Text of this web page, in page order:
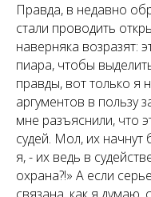
Правда, в недавно
стали проводить
наверняка возразят:
пиара, чтобы
правды, вот только я
аргументов в пользу
мне разъяснили, что
судей. Мол, их
я, - их ведь в
охрана?!» А если